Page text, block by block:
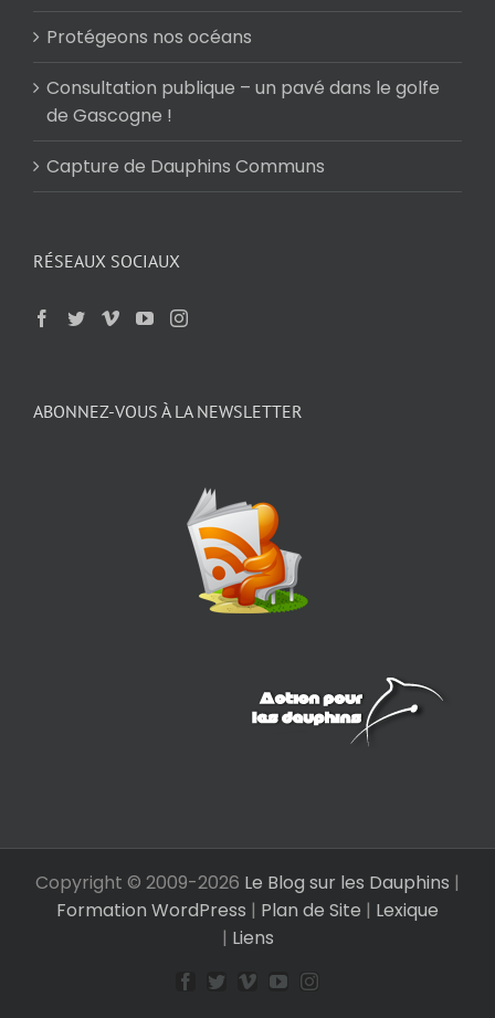
Protégeons nos océans
Consultation publique – un pavé dans le golfe
de Gascogne !
Capture de Dauphins Communs
RÉSEAUX SOCIAUX
ABONNEZ-VOUS À LA NEWSLETTER
Copyright © 2009-2026 Le Blog sur les Dauphins |
Formation WordPress | Plan de Site | Lexique
| Liens
Facebook
TwitterVimeoYouTubeInstagram